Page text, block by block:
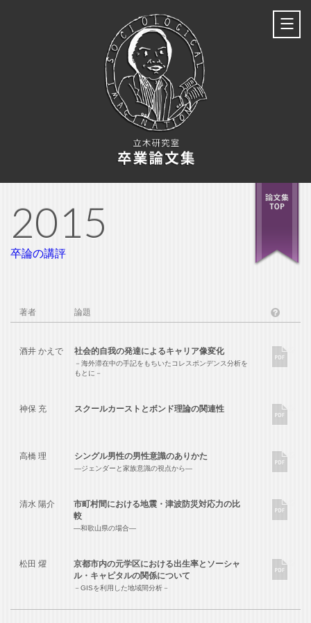
2015
卒論の講評
著者 論題 ?
酒井 かえで 社会的自我の発達によるキャリア像変化
－海外滞在中の手記をもちいたコレスポンデンス分析を
もとに－
神保 充 スクールカーストとボンド理論の関連性
高橋 理 シングル男性の男性意識のありかた
―ジェンダーと家族意識の視点から―
清水 陽介
市町村間における地震・津波防災対応力の比
較
―和歌山県の場合―
松田 燿
京都市内の元学区における出生率とソーシャ
ル・キャピタルの関係について
－GISを利用した地域間分析－